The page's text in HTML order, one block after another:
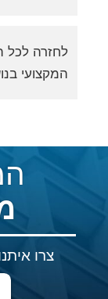
לחזרה לכל
המקצועי
צרו